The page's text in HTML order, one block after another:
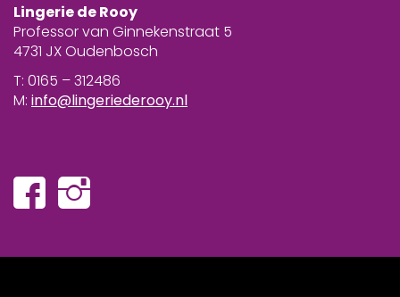
Lingerie de Rooy
Professor van Ginnekenstraat 5
4731 JX Oudenbosch
T: 0165 – 312486
M: info@lingeriederooy.nl